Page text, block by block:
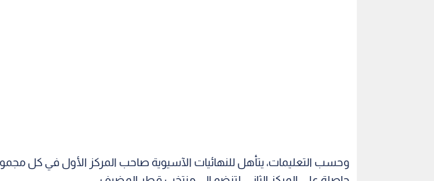
وحسب التعليمات، يتأهل للنهائيات الآسيوية صاحب المركز الأول في كل